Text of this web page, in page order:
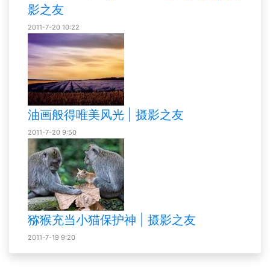
影之友
2011-7-20 10:22
油画般得唯美风光 | 摄影之友
2011-7-20 9:50
猕猴充当小猫保护神 | 摄影之友
2011-7-19 9:20